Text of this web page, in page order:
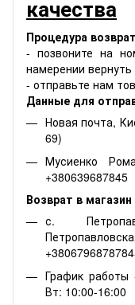
качества
Процедура
- позвоните на
намерении
- отправьте нам
Данные для
Новая почта,
69)
Мусиенко
+380639687845
Возврат в
с.
График работы
Вт: 10:00-16:00